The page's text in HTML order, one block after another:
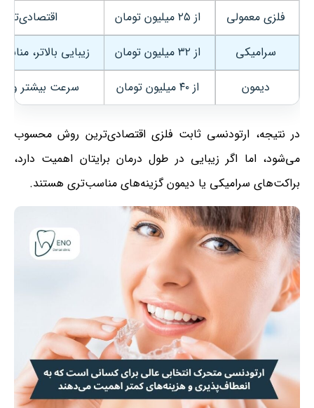
فلزی معمولی
از ۲۵ میلیون تومان
سرامیکی
از ۳۲ میلیون تومان
زیبایی بالاتر،
دیمون
از ۴۰ میلیون تومان سرعت بیشتر و
در نتیجه، ارتودنسی ثابت فلزی اقتصادی‌ترین روش محسوب
می‌شود، اما اگر زیبایی در طول درمان برایتان اهمیت دارد،
براکت‌های سرامیکی یا دیمون گزینه‌های مناسب‌تری هستند.